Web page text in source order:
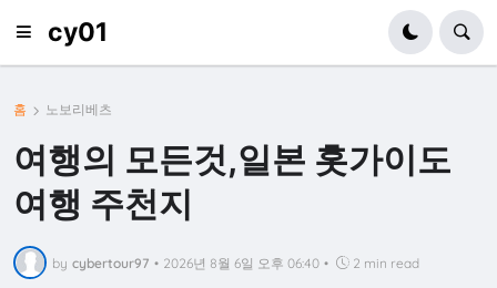
cy01
홈 노보리베츠
여행의 모든것,일본 홋가이도
여행 주천지
by cybertour97 • 2026년 8월 6일 오후 06:40 • 2 min read